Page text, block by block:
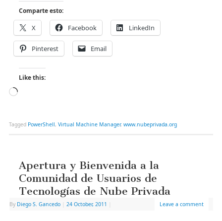
Comparte esto:
X Facebook LinkedIn
Pinterest Email
Like this:
Tagged PowerShell, Virtual Machine Manager, www.nubeprivada.org
Apertura y Bienvenida a la
Comunidad de Usuarios de
Tecnologías de Nube Privada
By Diego S. Gancedo 24 October, 2011 Leave a comment